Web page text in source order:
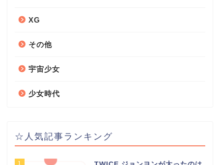
XG
その他
宇宙少女
少女時代
☆人気記事ランキング
1